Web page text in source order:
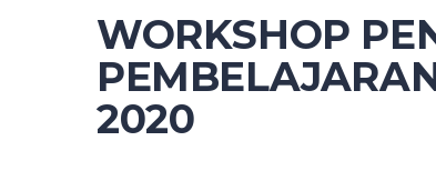
WORKSHOP
2020